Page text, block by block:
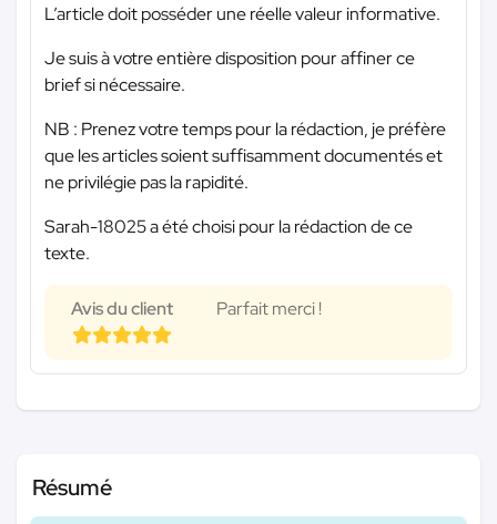
L’article doit posséder une réelle valeur informative.
Je suis à votre entière disposition pour affiner ce
brief si nécessaire.
NB : Prenez votre temps pour la rédaction, je préfère
que les articles soient suffisamment documentés et
ne privilégie pas la rapidité.
Sarah-18025 a été choisi pour la rédaction de ce
texte.
Avis du client Parfait merci !
Résumé